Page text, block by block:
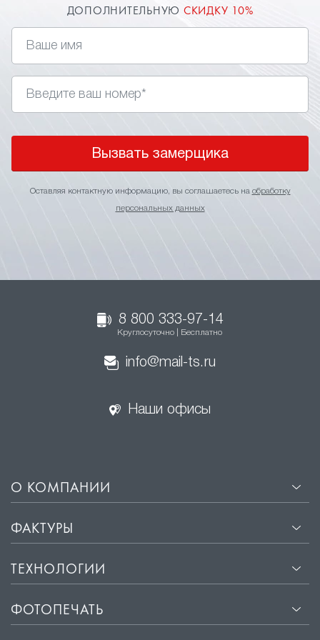
ДОПОЛНИТЕЛЬНУЮ СКИДКУ 10%
Вызвать замерщика
Оставляя контактную информацию, вы соглашаетесь на обработку
персональных данных
8 800 333-97-14
Круглосуточно | Бесплатно
info@mail-ts.ru
Наши офисы
О КОМПАНИИ
ФАКТУРЫ
ТЕХНОЛОГИИ
ФОТОПЕЧАТЬ